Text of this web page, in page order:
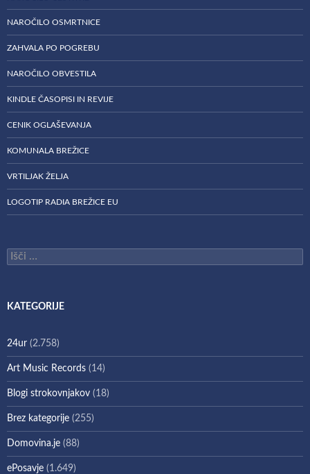
NAROČILO OSMRTNICE
ZAHVALA PO POGREBU
NAROČILO OBVESTILA
KINDLE ČASOPISI IN REVIJE
CENIK OGLAŠEVANJA
KOMUNALA BREŽICE
VRTILJAK ŽELJA
LOGOTIP RADIA BREŽICE EU
Išči:
KATEGORIJE
24ur (2.758)
Art Music Records (14)
Blogi strokovnjakov (18)
Brez kategorije (255)
Domovina.je (88)
ePosavje (1.649)